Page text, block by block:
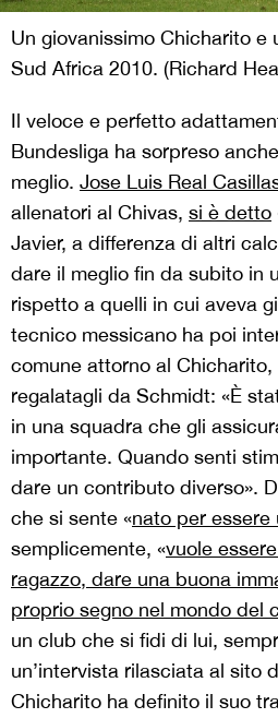
Un giovanissimo Chicharito e
Sud Africa 2010. (Richard
Il veloce e perfetto
Bundesliga ha sorpreso
meglio. Jose Luis Real
allenatori al Chivas, si è detto
Javier, a differenza di altri
dare il meglio fin da subito in
rispetto a quelli in cui aveva
tecnico messicano ha poi
comune attorno al
regalatagli da Schmidt: «È
in una squadra che gli
importante. Quando senti
dare un contributo diverso».
che si sente «nato per essere
semplicemente, «vuole
ragazzo, dare una buona
proprio segno nel mondo del
un club che si fidi di lui,
un’intervista rilasciata al sito
Chicharito ha definito il suo